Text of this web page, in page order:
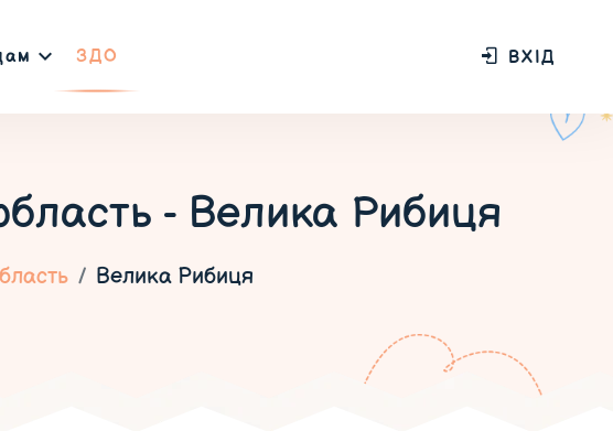
ЗДО ВХІД
- Велика Рибиця
Велика Рибиця